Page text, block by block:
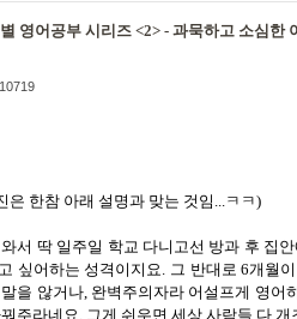
영어공부 시리즈 <2> - 과묵하고 소심한
10719
은 한참 아래 설명과 맞는 것임...ㅋㅋ)
서 딱 일주일 학교 다니고선 방과 후 집
싶어하는 성격이지요. 그 반대로 6개월
을 않거나, 완벽주의자라 어설프게 영어
주라네요. 그게 쉬우면 세상 사람들 다